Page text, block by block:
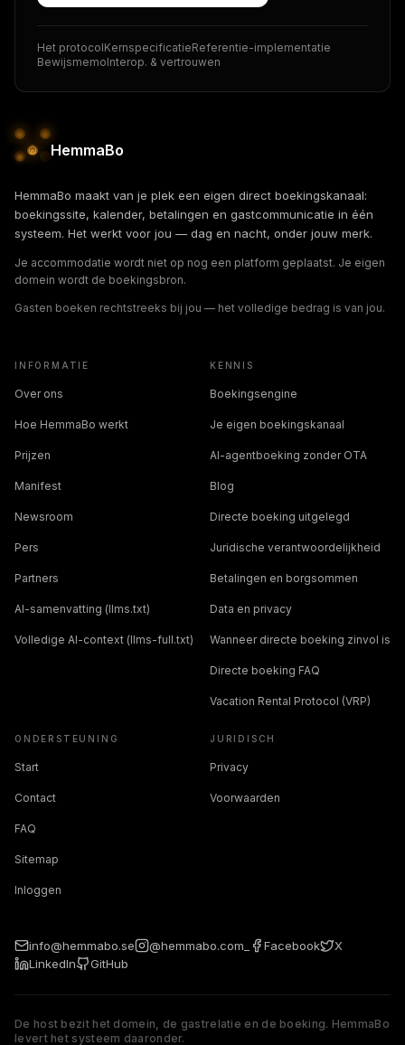
Het protocolKernspecificatieReferentie-implementatie
BewijsmemoInterop. & vertrouwen
HemmaBo
HemmaBo maakt van je plek een eigen direct boekingskanaal:
boekingssite, kalender, betalingen en gastcommunicatie in één
systeem. Het werkt voor jou — dag en nacht, onder jouw merk.
Je accommodatie wordt niet op nog een platform geplaatst. Je eigen
domein wordt de boekingsbron.
Gasten boeken rechtstreeks bij jou — het volledige bedrag is van jou.
INFORMATIE
Over ons
Hoe HemmaBo werkt
Prijzen
Manifest
Newsroom
Pers
Partners
AI-samenvatting (llms.txt)
Volledige AI-context (llms-full.txt)
KENNIS
Boekingsengine
Je eigen boekingskanaal
AI-agentboeking zonder OTA
Blog
Directe boeking uitgelegd
Juridische verantwoordelijkheid
Betalingen en borgsommen
Data en privacy
Wanneer directe boeking zinvol is
Directe boeking FAQ
Vacation Rental Protocol (VRP)
ONDERSTEUNING
Start
Contact
FAQ
Sitemap
Inloggen
JURIDISCH
Privacy
Voorwaarden
info@hemmabo.se @hemmabo.com_ Facebook
X
LinkedIn
GitHub
De host bezit het domein, de gastrelatie en de boeking. HemmaBo
levert het systeem daaronder.